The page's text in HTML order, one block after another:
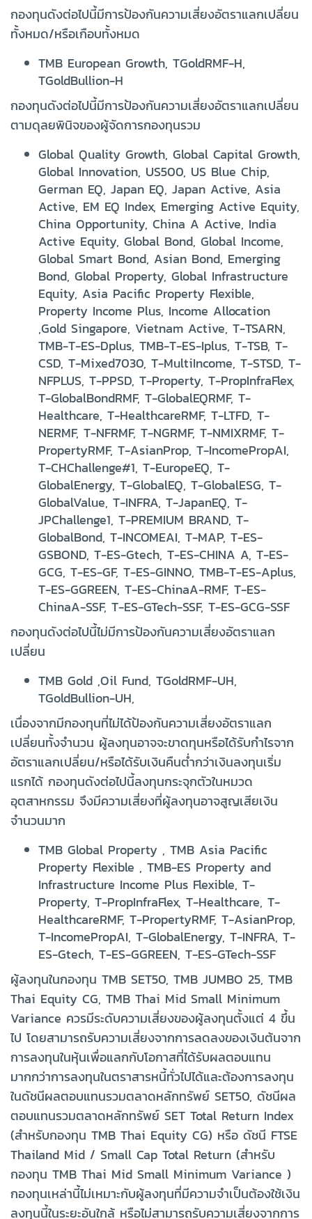
กองทุนดังต่อไปนี้มีการป้องกันความเสี่ยงอัตราแลกเปลี่ยน
ทั้งหมด/หรือเกือบทั้งหมด
TMB European Growth, TGoldRMF-H,
TGoldBullion-H
กองทุนดังต่อไปนี้มีการป้องกันความเสี่ยงอัตราแลกเปลี่ยน
ตามดุลยพินิจของผู้จัดการกองทุนรวม
Global Quality Growth, Global Capital Growth,
Global Innovation, US500, US Blue Chip,
German EQ, Japan EQ, Japan Active, Asia
Active, EM EQ Index, Emerging Active Equity,
China Opportunity, China A Active, India
Active Equity, Global Bond, Global Income,
Global Smart Bond, Asian Bond, Emerging
Bond, Global Property, Global Infrastructure
Equity, Asia Pacific Property Flexible,
Property Income Plus, Income Allocation
,Gold Singapore, Vietnam Active, T-TSARN,
TMB-T-ES-Dplus, TMB-T-ES-Iplus, T-TSB, T-
CSD, T-Mixed7030, T-MultiIncome, T-STSD, T-
NFPLUS, T-PPSD, T-Property, T-PropInfraFlex,
T-GlobalBondRMF, T-GlobalEQRMF, T-
Healthcare, T-HealthcareRMF, T-LTFD, T-
NERMF, T-NFRMF, T-NGRMF, T-NMIXRMF, T-
PropertyRMF, T-AsianProp, T-IncomePropAI,
T-CHChallenge#1, T-EuropeEQ, T-
GlobalEnergy, T-GlobalEQ, T-GlobalESG, T-
GlobalValue, T-INFRA, T-JapanEQ, T-
JPChallenge1, T-PREMIUM BRAND, T-
GlobalBond, T-INCOMEAI, T-MAP, T-ES-
GSBOND, T-ES-Gtech, T-ES-CHINA A, T-ES-
GCG, T-ES-GF, T-ES-GINNO, TMB-T-ES-Aplus,
T-ES-GGREEN, T-ES-ChinaA-RMF, T-ES-
ChinaA-SSF, T-ES-GTech-SSF, T-ES-GCG-SSF
กองทุนดังต่อไปนี้ไม่มีการป้องกันความเสี่ยงอัตราแลก
เปลี่ยน
TMB Gold ,Oil Fund, TGoldRMF-UH,
TGoldBullion-UH,
เนื่องจากมีกองทุนที่ไม่ได้ป้องกันความเสี่ยงอัตราแลก
เปลี่ยนทั้งจำนวน ผู้ลงทุนอาจจะขาดทุนหรือได้รับกำไรจาก
อัตราแลกเปลี่ยน/หรือได้รับเงินคืนต่ำกว่าเงินลงทุนเริ่ม
แรกได้ กองทุนดังต่อไปนี้ลงทุนกระจุกตัวในหมวด
อุตสาหกรรม จึงมีความเสี่ยงที่ผู้ลงทุนอาจสูญเสียเงิน
จำนวนมาก
TMB Global Property , TMB Asia Pacific
Property Flexible , TMB-ES Property and
Infrastructure Income Plus Flexible, T-
Property, T-PropInfraFlex, T-Healthcare, T-
HealthcareRMF, T-PropertyRMF, T-AsianProp,
T-IncomePropAI, T-GlobalEnergy, T-INFRA, T-
ES-Gtech, T-ES-GGREEN, T-ES-GTech-SSF
ผู้ลงทุนในกองทุน TMB SET50, TMB JUMBO 25, TMB
Thai Equity CG, TMB Thai Mid Small Minimum
Variance ควรมีระดับความเสี่ยงของผู้ลงทุนตั้งแต่ 4 ขึ้น
ไป โดยสามารถรับความเสี่ยงจากการลดลงของเงินต้นจาก
การลงทุนในหุ้นเพื่อแลกกับโอกาสที่ได้รับผลตอบแทน
มากกว่าการลงทุนในตราสารหนี้ทั่วไปได้และต้องการลงทุน
ในดัชนีผลตอบแทนรวมตลาดหลักทรัพย์ SET50, ดัชนีผล
ตอบแทนรวมตลาดหลักทรัพย์ SET Total Return Index
(สำหรับกองทุน TMB Thai Equity CG) หรือ ดัชนี FTSE
Thailand Mid / Small Cap Total Return (สำหรับ
กองทุน TMB Thai Mid Small Minimum Variance )
กองทุนเหล่านี้ไม่เหมาะกับผู้ลงทุนที่มีความจำเป็นต้องใช้เงิน
ลงทุนนี้ในระยะอันใกล้ หรือไม่สามารถรับความเสี่ยงจากการ